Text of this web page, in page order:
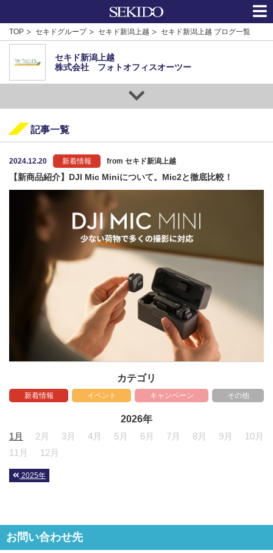
TOP セキドグループ セキド新潟上越 セキド新潟上越 ブログ一覧
セキド新潟上越
株式会社 フォトオフィスオーツー
記事一覧
2024.12.20 新着情報 from セキド新潟上越
【新商品紹介】DJI Mic Miniについて。Mic2と徹底比較！
カテゴリ
新着情報 イベント キャンペーン その他
2026年
1月
2月 3月 4月 5月 6月 7月 8月 9月
10月
11月
12月
2025年
お問い合わせ先